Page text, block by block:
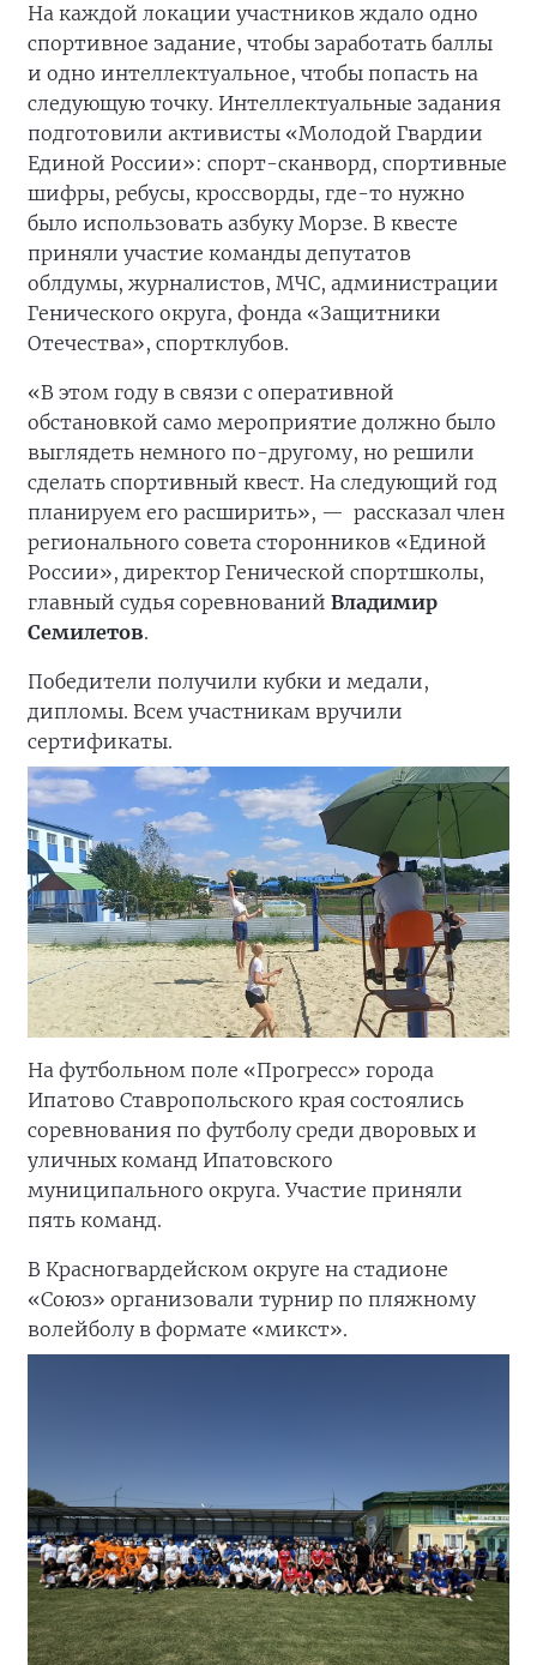
На каждой локации участников ждало одно
спортивное задание, чтобы заработать баллы
и одно интеллектуальное, чтобы попасть на
следующую точку. Интеллектуальные задания
подготовили активисты «Молодой Гвардии
Единой России»: спорт-сканворд, спортивные
шифры, ребусы, кроссворды, где-то нужно
было использовать азбуку Морзе. В квесте
приняли участие команды депутатов
облдумы, журналистов, МЧС, администрации
Генического округа, фонда «Защитники
Отечества», спортклубов.
«В этом году в связи с оперативной
обстановкой само мероприятие должно было
выглядеть немного по-другому, но решили
сделать спортивный квест. На следующий год
планируем его расширить», — рассказал член
регионального совета сторонников «Единой
России», директор Генической спортшколы,
главный судья соревнований Владимир
Семилетов.
Победители получили кубки и медали,
дипломы. Всем участникам вручили
сертификаты.
На футбольном поле «Прогресс» города
Ипатово Ставропольского края состоялись
соревнования по футболу среди дворовых и
уличных команд Ипатовского
муниципального округа. Участие приняли
пять команд.
В Красногвардейском округе на стадионе
«Союз» организовали турнир по пляжному
волейболу в формате «микст».